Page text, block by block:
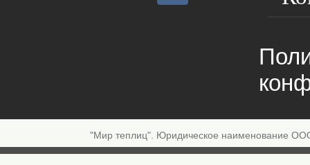
"Мир теплиц". Юридическое наименование